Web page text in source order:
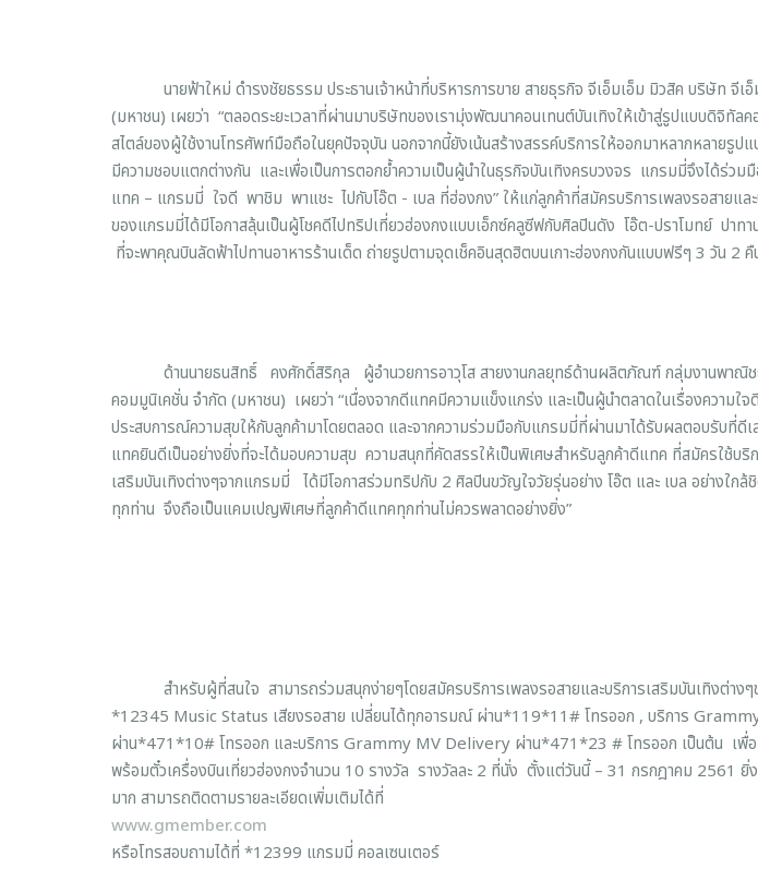
นายฟ้าใหม่ ดำรงชัยธรรม ประธานเจ้าหน้าที่บริหารการขาย สายธุรกิจ จีเอ็มเอ็ม มิวสิค บริษัท จีเ
(มหาชน) เผยว่า “ตลอดระยะเวลาที่ผ่านมาบริษัทของเรามุ่งพัฒนาคอนเทนต์บันเทิงให้เข้าสู่รูปแบบดิจิทัล
สไตล์ของผู้ใช้งานโทรศัพท์มือถือในยุคปัจจุบัน นอกจากนี้ยังเน้นสร้างสรรค์บริการให้ออกมาหลากหลายรูป
มีความชอบแตกต่างกัน และเพื่อเป็นการตอกย้ำความเป็นผู้นำในธุรกิจบันเทิงครบวงจร แกรมมี่จึงได้ร่ว
แทค – แกรมมี่ ใจดี พาชิม พาแชะ ไปกับโอ๊ต - เบล ที่ฮ่องกง” ให้แก่ลูกค้าที่สมัครบริการเพลงรอสายและ
ของแกรมมี่ได้มีโอกาสลุ้นเป็นผู้โชคดีไปทริปเที่ยวฮ่องกงแบบเอ็กซ์คลูซีฟกับศิลปินดัง โอ๊ต-ปราโมทย์ ปาท
ที่จะพาคุณบินลัดฟ้าไปทานอาหารร้านเด็ด ถ่ายรูปตามจุดเช็คอินสุดฮิตบนเกาะฮ่องกงกันแบบฟรีๆ 3 วัน 2 คื
ด้านนายธนสิทธิ์ คงศักดิ์สิริกุล ผู้อำนวยการอาวุโส สายงานกลยุทธ์ด้านผลิตภัณฑ์ กลุ่มงานพาณิช
คอมมูนิเคชั่น จำกัด (มหาชน) เผยว่า “เนื่องจากดีแทคมีความแข็งแกร่ง และเป็นผู้นำตลาดในเรื่องความใจ
ประสบการณ์ความสุขให้กับลูกค้ามาโดยตลอด และจากความร่วมมือกับแกรมมี่ที่ผ่านมาได้รับผลตอบรับที่ดี
แทคยินดีเป็นอย่างยิ่งที่จะได้มอบความสุข ความสนุกที่คัดสรรให้เป็นพิเศษสำหรับลูกค้าดีแทค ที่สมัครใช้บริ
เสริมบันเทิงต่างๆจากแกรมมี่ ได้มีโอกาสร่วมทริปกับ 2 ศิลปินขวัญใจวัยรุ่นอย่าง โอ๊ต และ เบล อย่างใ
ทุกท่าน จึงถือเป็นแคมเปญพิเศษที่ลูกค้าดีแทคทุกท่านไม่ควรพลาดอย่างยิ่ง”
สำหรับผู้ที่สนใจ สามารถร่วมสนุกง่ายๆโดยสมัครบริการเพลงรอสายและบริการเสริมบันเทิงต่างๆ
*12345 Music Status เสียงรอสาย เปลี่ยนได้ทุกอารมณ์ ผ่าน*119*11# โทรออก , บริการ
ผ่าน*471*10# โทรออก และบริการ Grammy MV Delivery ผ่าน*471*23 # โทรออก เป็นต้น เพื่
พร้อมตั๋วเครื่องบินเที่ยวฮ่องกงจำนวน 10 รางวัล รางวัลละ 2 ที่นั่ง ตั้งแต่วันนี้ – 31 กรกฎาคม 2561 ยิ่
มาก สามารถติดตามรายละเอียดเพิ่มเติมได้ที่
www.gmember.com
หรือโทรสอบถามได้ที่ *12399 แกรมมี่ คอลเซนเตอร์